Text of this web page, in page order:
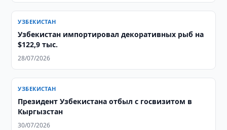
УЗБЕКИСТАН
Узбекистан импортировал декоративных рыб на
$122,9 тыс.
28/07/2026
УЗБЕКИСТАН
Президент Узбекистана отбыл с госвизитом в
Кыргызстан
30/07/2026